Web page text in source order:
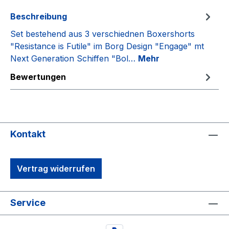
Beschreibung
Set bestehend aus 3 verschiednen Boxershorts
"Resistance is Futile" im Borg Design "Engage" mt
Next Generation Schiffen "Bol… Mehr
Bewertungen
Kontakt
Vertrag widerrufen
Service